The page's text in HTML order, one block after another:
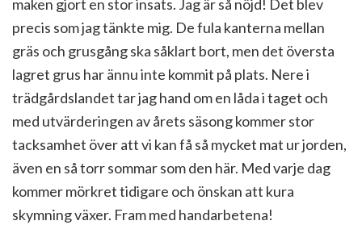
maken gjort en stor insats. Jag är så nöjd! Det blev
precis som jag tänkte mig. De fula kanterna mellan
gräs och grusgång ska såklart bort, men det översta
lagret grus har ännu inte kommit på plats. Nere i
trädgårdslandet tar jag hand om en låda i taget och
med utvärderingen av årets säsong kommer stor
tacksamhet över att vi kan få så mycket mat ur jorden,
även en så torr sommar som den här. Med varje dag
kommer mörkret tidigare och önskan att kura
skymning växer. Fram med handarbetena!